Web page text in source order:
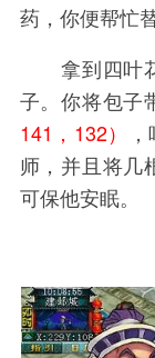
药，你便帮忙
拿到四叶花
子。你将包子
141，132）
师，并且将几
可保他安眠。